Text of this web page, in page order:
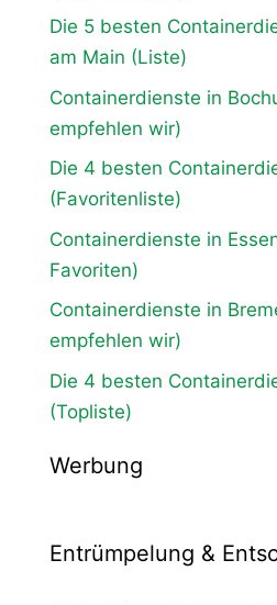
Die 5 besten
am Main (Liste)
Containerdienste in
empfehlen wir)
Die 4 besten
(Favoritenliste)
Containerdienste in
Favoriten)
Containerdienste in
empfehlen wir)
Die 4 besten
(Topliste)
Werbung
Entrümpelung &